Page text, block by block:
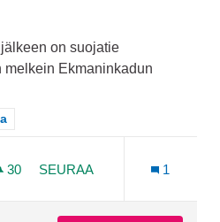
on suojatie
Ekmaninkadun
mukaan: Runosmäki-Raunistula
30 30 SEURAAJAA
SEURAA
1